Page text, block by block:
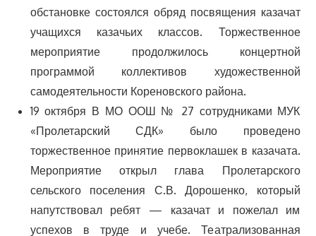
обстановке состоялся обряд посвящения казачат
учащихся казачьих классов. Торжественное
мероприятие продолжилось концертной
программой коллективов художественной
самодеятельности Кореновского района.
19 октября В МО ООШ № 27 сотрудниками МУК
«Пролетарский СДК» было проведено
торжественное принятие первоклашек в казачата.
Мероприятие открыл глава Пролетарского
сельского поселения С.В. Дорошенко, который
напутствовал ребят — казачат и пожелал им
успехов в труде и учебе. Театрализованная